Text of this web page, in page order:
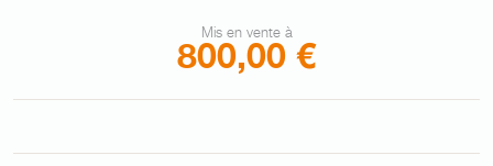
Mis en vente à
800,00 €